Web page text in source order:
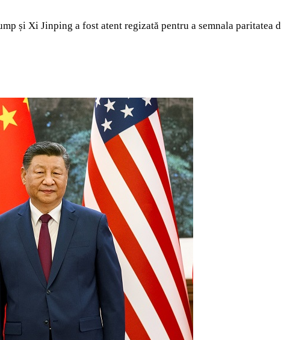
și Xi Jinping a fost atent regizată pentru a semnala paritatea